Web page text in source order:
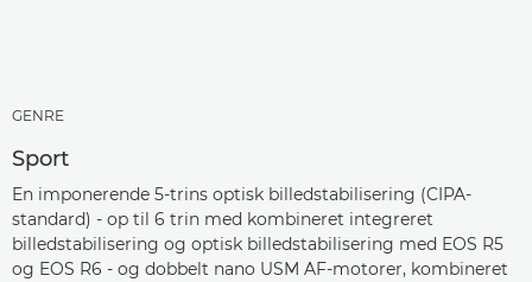
GENRE
Sport
En imponerende 5-trins optisk billedstabilisering (CIPA-
standard) - op til 6 trin med kombineret integreret
billedstabilisering og optisk billedstabilisering med EOS R5
og EOS R6 - og dobbelt nano USM AF-motorer, kombineret